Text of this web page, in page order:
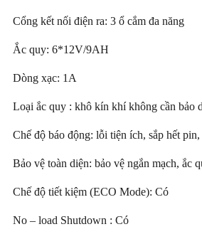
Cổng kết nối điện ra: 3 ổ cắm đa năng
Ắc quy: 6*12V/9AH
Dòng xạc: 1A
Loại ắc quy : khô kín khí không cần bảo
Chế độ báo động: lỗi tiện ích, sắp hết
Bảo vệ toàn diện: bảo vệ ngắn mạch, ắc
Chế độ tiết kiệm (ECO Mode): Có
No – load Shutdown : Có